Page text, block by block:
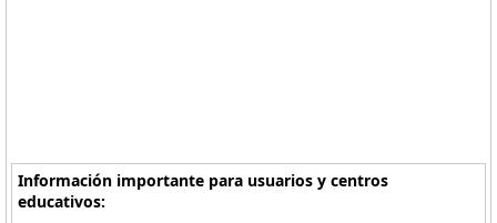
Información importante para usuarios y centros
educativos: